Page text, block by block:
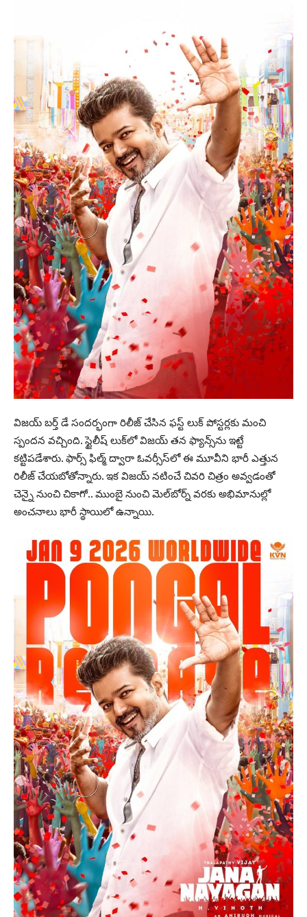
విజయ్ బర్త్ డే సందర్భంగా రిలీజ్ చేసిన ఫస్ట్ లుక్ పోస్టర్లకు మంచి
స్పందన వచ్చింది. స్టైలీష్ లుక్‌లో విజయ్ తన ఫ్యాన్స్‌ను ఇట్టే
కట్టిపడేశారు. ఫార్స్ ఫిల్మ్ ద్వారా ఓవర్సీస్‌లో ఈ మూవీని భారీ ఎత్తున
రిలీజ్ చేయబోతోన్నారు. ఇక విజయ్ నటించే చివరి చిత్రం అవ్వడంతో
చెన్నై నుంచి చికాగో.. ముంబై నుంచి మెల్‌బోర్న్‌ వరకు అభిమానుల్లో
అంచనాలు భారీ స్థాయిలో ఉన్నాయి.